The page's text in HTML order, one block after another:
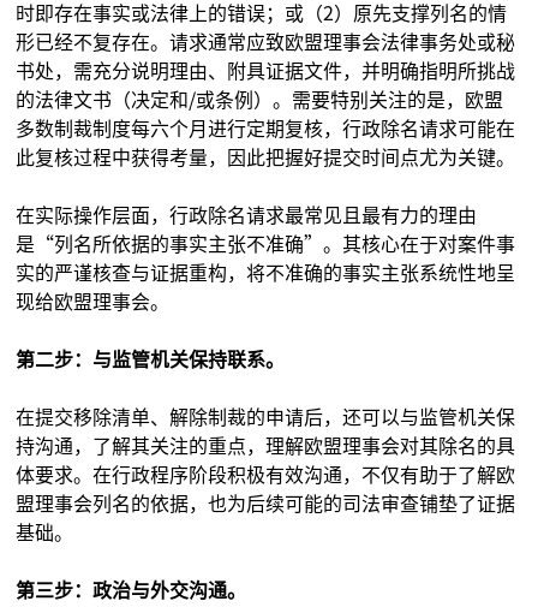
时即存在事实或法律上的错误；或（2）原先支撑列名的情
形已经不复存在。请求通常应致欧盟理事会法律事务处或秘
书处，需充分说明理由、附具证据文件，并明确指明所挑战
的法律文书（决定和/或条例）。需要特别关注的是，欧盟
多数制裁制度每六个月进行定期复核，行政除名请求可能在
此复核过程中获得考量，因此把握好提交时间点尤为关键。
在实际操作层面，行政除名请求最常见且最有力的理由
是“列名所依据的事实主张不准确”。其核心在于对案件事
实的严谨核查与证据重构，将不准确的事实主张系统性地呈
现给欧盟理事会。
第二步：与监管机关保持联系。
在提交移除清单、解除制裁的申请后，还可以与监管机关保
持沟通，了解其关注的重点，理解欧盟理事会对其除名的具
体要求。在行政程序阶段积极有效沟通，不仅有助于了解欧
盟理事会列名的依据，也为后续可能的司法审查铺垫了证据
基础。
第三步：政治与外交沟通。